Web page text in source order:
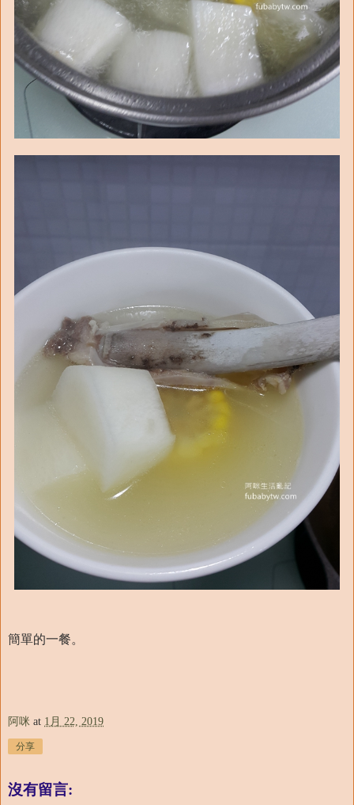
簡單的一餐。
阿咪 at 1月 22, 2019
分享
沒有留言: